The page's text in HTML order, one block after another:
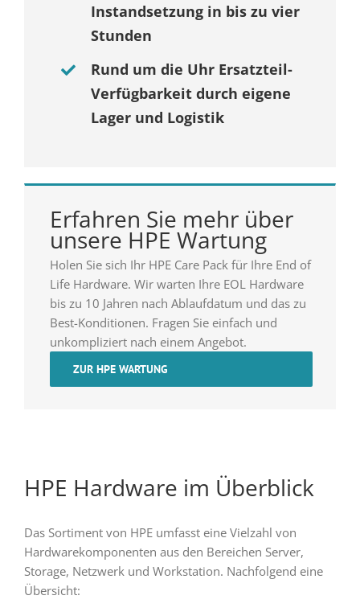
Instandsetzung in bis zu vier
Stunden
Rund um die Uhr Ersatzteil-
Verfügbarkeit durch eigene
Lager und Logistik
Erfahren Sie mehr über
unsere HPE Wartung
Holen Sie sich Ihr HPE Care Pack für Ihre End of
Life Hardware. Wir warten Ihre EOL Hardware
bis zu 10 Jahren nach Ablaufdatum und das zu
Best-Konditionen. Fragen Sie einfach und
unkompliziert nach einem Angebot.
ZUR HPE WARTUNG
HPE Hardware im Überblick
Das Sortiment von HPE umfasst eine Vielzahl von
Hardwarekomponenten aus den Bereichen Server,
Storage, Netzwerk und Workstation. Nachfolgend eine
Übersicht: